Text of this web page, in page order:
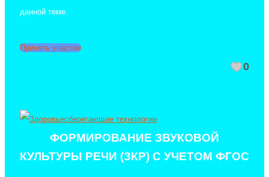
данной теме.
Принять участие
0
ФОРМИРОВАНИЕ ЗВУКОВОЙ
КУЛЬТУРЫ РЕЧИ (ЗКР) С УЧЕТОМ ФГОС